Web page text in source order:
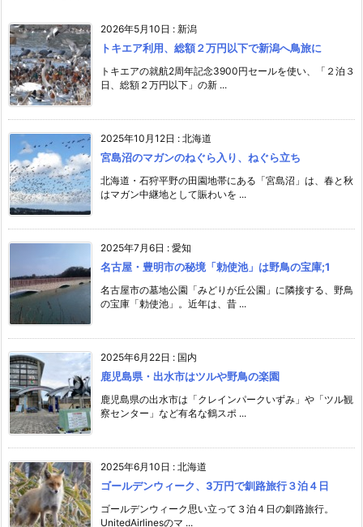
2026年5月10日 : 新潟
トキエア利用、総額２万円以下で新潟へ鳥旅に
トキエアの就航2周年記念3900円セールを使い、「２泊３
日、総額２万円以下」の新 ...
2025年10月12日 : 北海道
宮島沼のマガンのねぐら入り、ねぐら立ち
北海道・石狩平野の田園地帯にある「宮島沼」は、春と秋
はマガン中継地として賑わいを ...
2025年7月6日 : 愛知
名古屋・豊明市の秘境「勅使池」は野鳥の宝庫;1
名古屋市の墓地公園「みどりが丘公園」に隣接する、野鳥
の宝庫「勅使池」。近年は、昔 ...
2025年6月22日 : 国内
鹿児島県・出水市はツルや野鳥の楽園
鹿児島県の出水市は「クレインパークいずみ」や「ツル観
察センター」など有名な鶴スポ ...
2025年6月10日 : 北海道
ゴールデンウィーク、3万円で釧路旅行３泊４日
ゴールデンウィーク思い立って３泊４日の釧路旅行。
UnitedAirlinesのマ ...